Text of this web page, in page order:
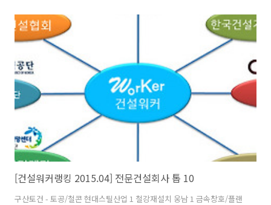
합 이산 - 토목종합 평화엔지니어링 - 토목종합 PB - CM 세일종합기술공
사 - 토목종합 동일기술공사 - 토목종합 동부엔지니어링 - 토목종합 벽산
엔지니어링 - 토목종합 대한콘설탄트 - 토목종합 다산컨설턴트 - 토목종
합 혜인이엔씨 - 토목종합 범한엔지니어링 - 토목/건축 LG도요엔지니어
링 - 플랜트종합 한국종합엔지니어링 - 토목종합 홍익기술단 - 토목종..
[건설워커랭킹 2015.04] 전문건설회사 톱 10
구산토건 - 토공/철콘 현대스틸산업 1 철강재설치 웅남 1 금속창호/플랜